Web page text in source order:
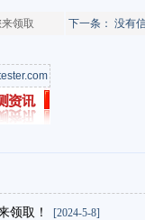
领取 下一条： 没有
领取！ [2024-5-8]